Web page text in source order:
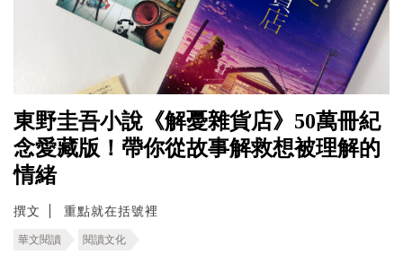
東野圭吾小說《解憂雜貨店》50萬冊紀
念愛藏版！帶你從故事解救想被理解的
情緒
撰文 重點就在括號裡
華文閱讀 閱讀文化